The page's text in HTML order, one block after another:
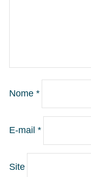
Nome *
E-mail *
Site